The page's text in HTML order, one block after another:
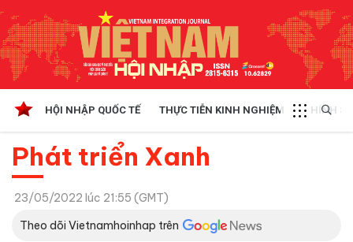
HỘI NHẬP QUỐC TẾ THỰC TIỄN KINH NGHIỆM CHÍNH
Phát triển Xanh
23/05/2022 lúc 21:55 (GMT)
Theo dõi Vietnamhoinhap trên